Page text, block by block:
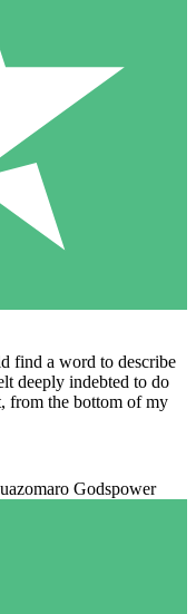
find a word to describe
deeply indebted to do
from the bottom of my
Godspower